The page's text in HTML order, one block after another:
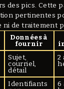
des pics. Cette
pertinentes
ni de traitement
Données à
fournir
Sujet,
courriel,
détail
2
Identifiants 6